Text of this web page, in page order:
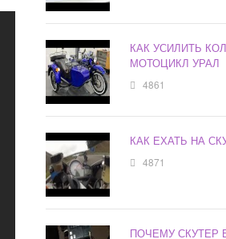
КАК УСИЛИТЬ
МОТОЦИКЛ УРАЛ
4861
КАК ЕХАТЬ НА
4871
ПОЧЕМУ СКУТЕР